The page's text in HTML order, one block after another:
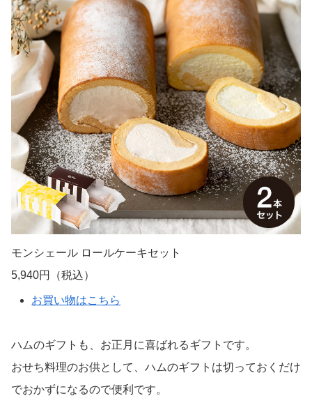
モンシェール ロールケーキセット
5,940円（税込）
お買い物はこちら
ハムのギフトも、お正月に喜ばれるギフトです。
おせち料理のお供として、ハムのギフトは切っておくだけ
でおかずになるので便利です。